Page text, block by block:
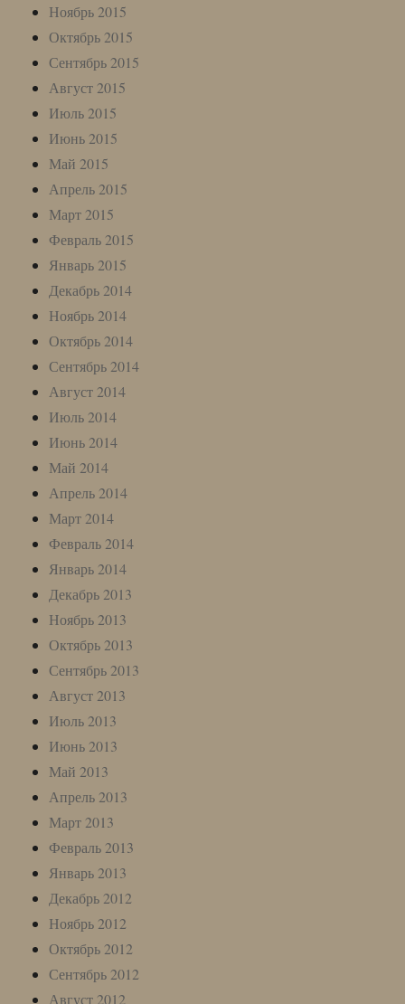
Ноябрь 2015
Октябрь 2015
Сентябрь 2015
Август 2015
Июль 2015
Июнь 2015
Май 2015
Апрель 2015
Март 2015
Февраль 2015
Январь 2015
Декабрь 2014
Ноябрь 2014
Октябрь 2014
Сентябрь 2014
Август 2014
Июль 2014
Июнь 2014
Май 2014
Апрель 2014
Март 2014
Февраль 2014
Январь 2014
Декабрь 2013
Ноябрь 2013
Октябрь 2013
Сентябрь 2013
Август 2013
Июль 2013
Июнь 2013
Май 2013
Апрель 2013
Март 2013
Февраль 2013
Январь 2013
Декабрь 2012
Ноябрь 2012
Октябрь 2012
Сентябрь 2012
Август 2012